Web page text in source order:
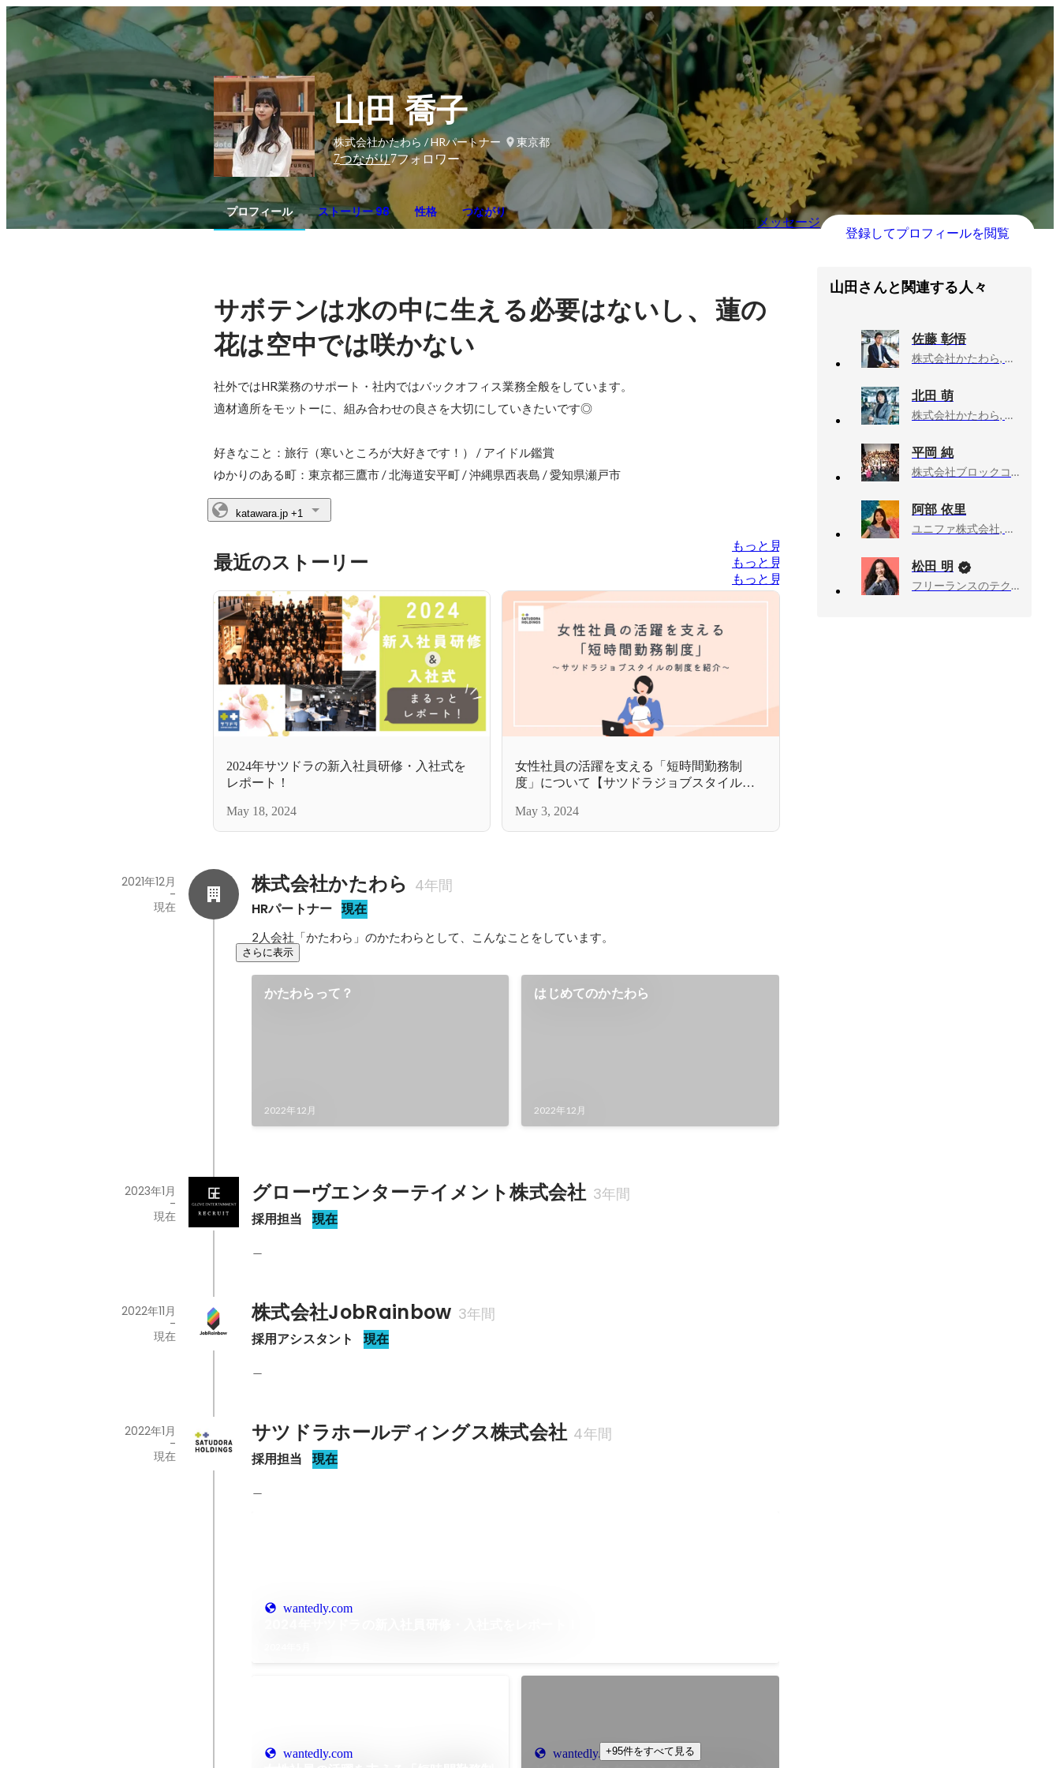
山田 喬子
株式会社かたわら / HRパートナー
東京都
7つながり7フォロワー
プロフィール ストーリー 98 性格 つながり
メッセージ
登録してプロフィールを閲覧
サボテンは水の中に生える必要はないし、 蓮の
花は空中では咲かない
社外ではHR業務のサポート・社内ではバックオフィス業務全般をしています。
適材適所をモットーに、組み合わせの良さを大切にしていきたいです◎
好きなこと：旅行（寒いところが大好きです！） / アイドル鑑賞
ゆかりのある町：東京都三鷹市 / 北海道安平町 / 沖縄県西表島 / 愛知県瀬戸市
katawara.jp+1
最近のストーリー
もっと見る
もっと見る
もっと見る
2024年サツドラの新入社員研修・入社式を
レポート！
May 18, 2024
女性社員の活躍を支える「短時間勤務制
度」について【サツドラジョブスタイルの
May 3, 2024
株式会社かたわら 4年間
HRパートナー 現在
2021年12月
-
現在
2人会社「かたわら」のかたわらとして、こんなことをしています。
さらに表示
かたわらって？
2022年12月
はじめてのかたわら
2022年12月
グローヴエンターテイメント株式会社 3年間
採用担当 現在
2023年1月
-
現在
株式会社JobRainbow 3年間
採用アシスタント 現在
2022年11月
-
現在
サツドラホールディングス株式会社 4年間
採用担当 現在
2022年1月
-
現在
wantedly.com
wantedly.com wantedly.com+95件をすべて見る
山田さんと関連する人々
佐藤 彰悟
株式会社かたわら, 人事顧問
北田 萌
株式会社かたわら, プランナー
平岡 純
株式会社ブロックコーポレーション, 人事部長
阿部 依里
ユニファ株式会社, コーポレート本部 人事総務部 兼 事業開発部
松田 明
フリーランスのテクニカルアドバイザー業, 技術顧問